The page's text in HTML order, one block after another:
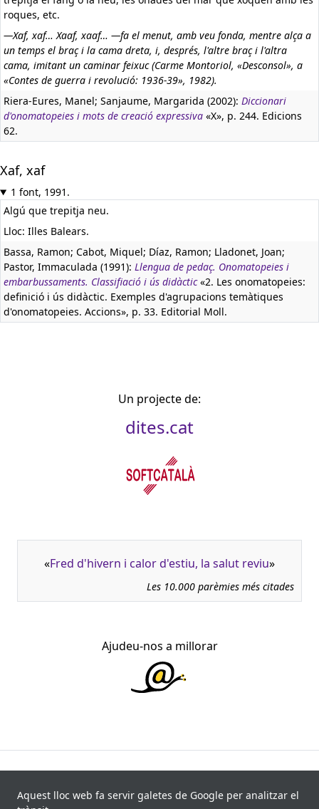
roques, etc.
—Xaf, xaf… Xaaf, xaaf… —fa el menut, amb veu fonda, mentre alça a
un temps el braç i la cama dreta, i, després, l'altre braç i l'altra
cama, imitant un caminar feixuc (Carme Montoriol, «Desconsol», a
«Contes de guerra i revolució: 1936-39», 1982).
Riera-Eures, Manel; Sanjaume, Margarida (2002): Diccionari
d'onomatopeies i mots de creació expressiva «X», p. 244. Edicions
62.
Xaf, xaf
1 font, 1991.
Algú que trepitja neu.
Lloc: Illes Balears.
Bassa, Ramon; Cabot, Miquel; Díaz, Ramon; Lladonet, Joan;
Pastor, Immaculada (1991): Llengua de pedaç. Onomatopeies i
embarbussaments. Classifiació i ús didàctic«2. Les onomatopeies:
definició i ús didàctic. Exemples d'agrupacions temàtiques
d'onomatopeies. Accions», p. 33. Editorial Moll.
Un projecte de:
dites.cat
«Fred d'hivern i calor d'estiu, la salut reviu»
Les 10.000 parèmies més citades
Ajudeu-nos a millorar
recollides de 840 fonts i 8.113 informants. Última
Aquest lloc web fa servir galetes de Google per analitzar el